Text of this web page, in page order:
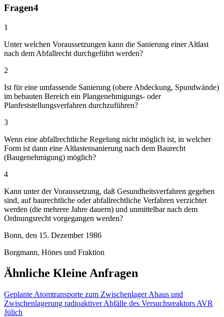
Fragen4
1
Unter welchen Voraussetzungen kann die Sanierung einer Altlast
nach dem Abfallrecht durchgeführt werden?
2
Ist für eine umfassende Sanierung (obere Abdeckung, Spundwände)
im bebauten Bereich ein Plangenehmigungs- oder
Planfeststellungsverfahren durchzuführen?
3
Wenn eine abfallrechtliche Regelung nicht möglich ist, in welcher
Form ist dann eine Altlastensanierung nach dem Baurecht
(Baugenehmigung) möglich?
4
Kann unter der Voraussetzung, daß Gesundheitsverfahren gegeben
sind, auf baurechtliche oder abfallrechtliche Verfahren verzichtet
werden (die mehrere Jahre dauern) und unmittelbar nach dem
Ordnungsrecht vorgegangen werden?
Bonn, den 15. Dezember 1986
Borgmann, Hönes und Fraktion
Ähnliche Kleine Anfragen
Geplante Atomtransporte zum Zwischenlager Ahaus und
Zwischenlagerung radioaktiver Abfälle des Versuchsreaktors AVR
Jülich